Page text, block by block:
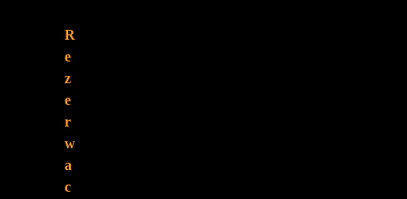
R
e
z
e
r
w
a
c